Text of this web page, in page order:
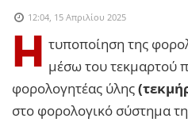
12:04, 15 Απριλίου 2025
Η
τυποποίηση της
μέσω του τεκμαρτού
φορολογητέας ύλης
στο φορολογικό σύστημα